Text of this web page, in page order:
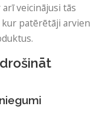
veicinājusi tās
patērētāji arvien